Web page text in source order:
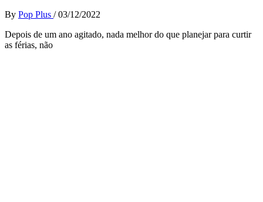
By Pop Plus / 03/12/2022
Depois de um ano agitado, nada melhor do que planejar para curtir
as férias, não